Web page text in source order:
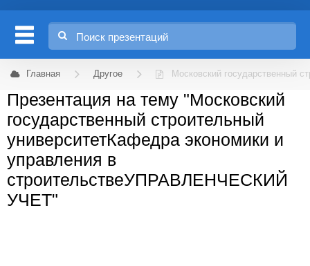
Главная Другое Московский государственный
Презентация на тему "Московский
государственный строительный
университетКафедра экономики и
управления в
строительствеУПРАВЛЕНЧЕСКИЙ
УЧЕТ"